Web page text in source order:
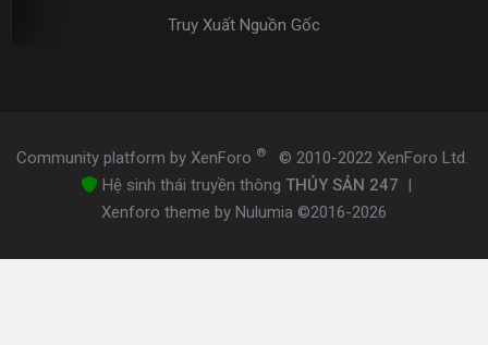
Truy Xuất Nguồn Gốc
Community platform by XenForo ®
© 2010-2022 XenForo Ltd.
Hệ sinh thái truyền thông THỦY SẢN 247 |
Xenforo theme by Nulumia ©2016-2026